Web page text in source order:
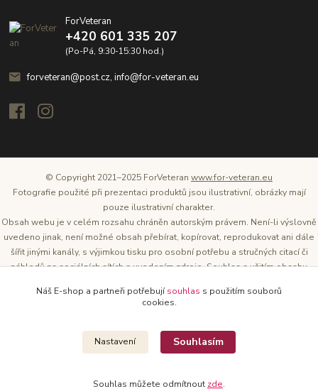
ForVeteran
+420 601 335 207
(Po-Pá, 9:30-15:30 hod.)
forveteran@post.cz, info@for-veteran.eu
© Copyright 2021–2025 ForVeteran www.for-veteran.eu
Fotografie použité při prezentaci produktů jsou ilustrativní, obrázky mají
pouze ilustrativní charakter.
Obsah webu je v celém rozsahu chráněn autorským právem. Není-li výslovně
uvedeno jinak, není možné obsah přebírat, kopírovat, reprodukovat ani dále
šířit jinými kanály, s výjimkou tisku pro osobní potřebu a stručných citací či
náhledů na sociálních sítích s uvedením zdroje. Souhlas s užitím obsahu
těchto webových stránek je Tomáš Oršel.
Náš E-shop a partneři potřebujísouhlas s použitím souborů
cookies.
Nastavení Souhlasím
Souhlas můžete odmítnout zde.